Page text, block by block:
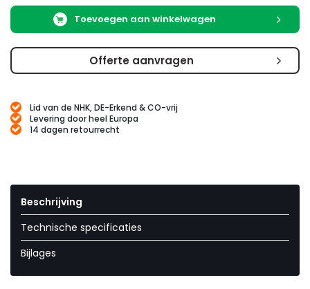
Toevoegen aan winkelwagen
Offerte aanvragen
Lid van de NHK, DE-Erkend & CO-vrij
Levering door heel Europa
14 dagen retourrecht
Beschrijving
Technische specificaties
Bijlages